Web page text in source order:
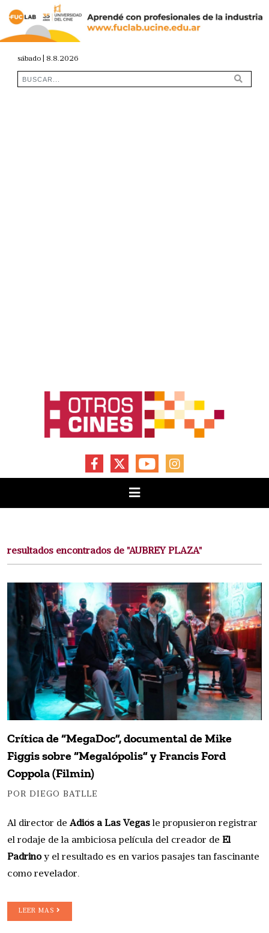
sábado | 8.8.2026
FACEBOOKYOUTUBEINSTAGRAM
resultados encontrados de "AUBREY PLAZA"
Crítica de “MegaDoc”, documental de Mike
Figgis sobre “Megalópolis” y Francis Ford
Coppola (Filmin)
POR DIEGO BATLLE
Al director de Adiós a Las Vegas le propusieron registrar
el rodaje de la ambiciosa película del creador de El
Padrinoy el resultado es en varios pasajes tan fascinante
como revelador.
LEER MAS